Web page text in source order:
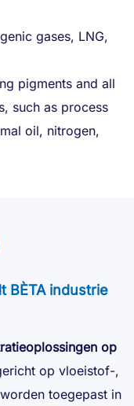
gases, LNG,
pigments and all
such as process
oil, nitrogen,
BÈTA industrie
op
op vloeistof-,
toegepast in